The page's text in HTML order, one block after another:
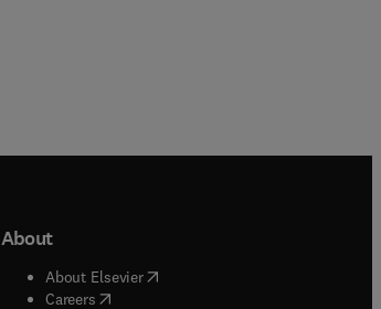
About
About Elsevier( opens in new tab/window
Careers( opens in new tab/window